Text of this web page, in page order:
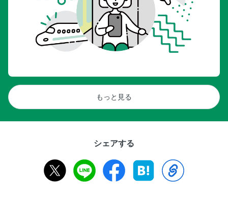
もっと見る
シェアする